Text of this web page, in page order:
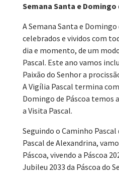
Semana Santa e Domingo
A Semana Santa e Domingo
celebrados e vividos com
dia e momento, de um
Pascal. Este ano vamos
Paixão do Senhor a
A Vigília Pascal termina
Domingo de Páscoa temos
a Visita Pascal.
Seguindo o Caminho Pascal
Pascal de Alexandrina,
Páscoa, vivendo a Páscoa
Jubileu 2033 da Páscoa do